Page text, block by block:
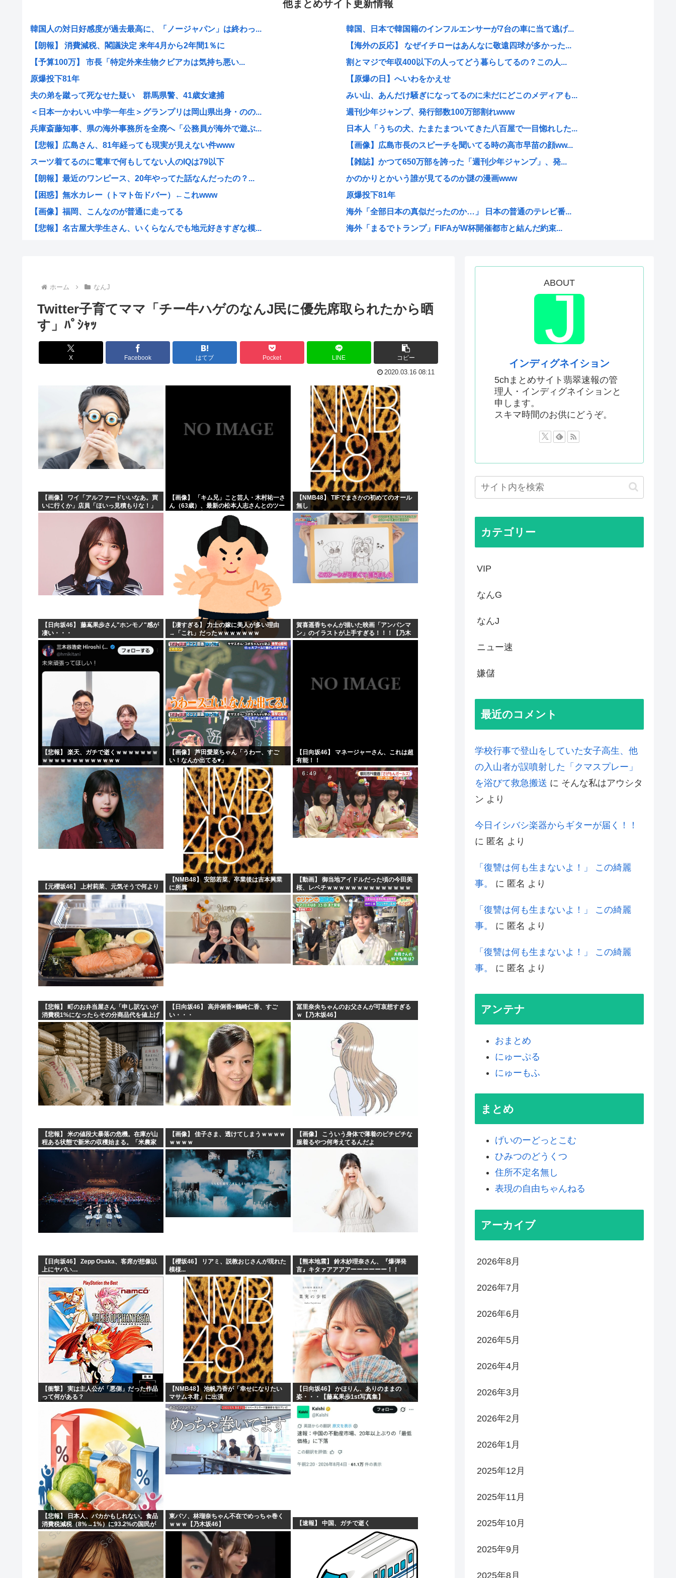
他まとめサイト更新情報
韓国人の対日好感度が過去最高に、「ノージャパン」は終わっ...
【朗報】 消費減税、閣議決定 来年4月から2年間1％に
【予算100万】 市長「特定外来生物クビアカは気持ち悪い...
原爆投下81年
夫の弟を蹴って死なせた疑い 群馬県警、41歳女逮捕
＜日本一かわいい中学一年生＞グランプリは岡山県出身・のの...
兵庫斎藤知事、県の海外事務所を全廃へ「公務員が海外で遊ぶ...
【悲報】広島さん、81年経っても現実が見えない件www
スーツ着てるのに電車で何もしてない人のIQは79以下
【朗報】最近のワンピース、20年やってた話なんだったの？...
【困惑】無水カレー（トマト缶ドバー）←これwww
【画像】福岡、こんなのが普通に走ってる
【悲報】名古屋大学生さん、いくらなんでも地元好きすぎな模...
熱帯魚欲しいから近所の川にとりにきた（※画像あり）
中国「大洪水！」中国ダム「決壊」地元民「公式発表より死者...
【悲報】風俗嬢やってる女の末路www
日本版「絶対に立ち入ってはいけない場所」がヤバすぎた…
イオンモール熊本の爆発､ガス管に残っていたLPガスが漏れ...
女さん ｢アイドルが19歳にもなってスク水を着させられて...
【速報】ワイの近所の川、死体が上がる → >>...
【悲報】NHK職員さん、番組出演者から性被害に遭う・・・...
【朗報】米、10kg5,000円
【画像】風俗に行くとこういう恵体メロン乳(35)を指名し...
【わかる】女とかいう1回でもセックスしたらちょろい生物w...
韓国、日本で韓国籍のインフルエンサーが7台の車に当て逃げ...
【海外の反応】 なぜイチローはあんなに敬遠四球が多かった...
割とマジで年収400以下の人ってどう暮らしてるの？この人...
【原爆の日】へいわをかえせ
みい山、あんだけ騒ぎになってるのに未だにどこのメディアも...
週刊少年ジャンプ、発行部数100万部割れwww
日本人「うちの犬、たまたまついてきた八百屋で一目惚れした...
【画像】広島市長のスピーチを聞いてる時の高市早苗の顔ww...
【雑誌】かつて650万部を誇った「週刊少年ジャンプ」、発...
かのかりとかいう誰が見てるのか謎の漫画www
原爆投下81年
海外「全部日本の真似だったのか…」 日本の普通のテレビ番...
海外「まるでトランプ」FIFAがW杯開催都市と結んだ約束...
海外「その通り！」日本人ならどこでも発展させると語る世界...
【1966年】 母の日に9歳の息子が帰らなかった——容疑...
日本人「うちの犬、たまたまついてきた八百屋で一目惚れした...
海外「まるでトランプ」FIFAがW杯開催都市と結んだ約束...
海外「全部日本の真似だったのか…」 日本の普通のテレビ番...
お絵描きリレーってなんぞや
【海外の反応】 なぜイチローはあんなに敬遠四球が多かった...
平野綾とかいう女声優についてお前らが知ってることwww
みいちゃんと山田さんの漫画の作者なんでこんなに嫌われてる...
高市早苗「日銀に国債買わせて財源確保よ」
声優の長谷川育美さんと結婚したいんやが?
韓国人「イジョンフ本日の全米が呆れる守備エラーを見てくだ...
高市早苗さん、熊本避難所までいって謎の顔面ライトアップシ...
海外「日本のアニメがここまで泣けるなんて…！」海外のアニ...
下手うまな絵師の顔の描き方大体これ
ホーム なんJ
Twitter子育てママ「チー牛ハゲのなんJ民に優先席取られたから晒
す」ﾊﾟｼｬｯ
X Facebook はてブ Pocket LINE コピー
2020.03.16 08:11
【画像】 ワイ「アルファードいいなあ。買
いに行くか」店員「ほいっ見積もりな！」
ワイ「金額おかしくね？」←お前らもそう
思うよな？？？？？
【画像】 「キム兄」こと芸人・木村祐一さ
ん（63歳）、最新の松本人志さんとのツー
ショットが完全に別人だとネット騒然！
「マジで誰かわからん」...
【NMB48】 TIFでまさかの初めてのオール
無し
【日向坂46】 藤嶌果歩さん"ホンモノ"感が
凄い・・・
【凄すぎる】 力士の嫁に美人が多い理由
→「これ」だったｗｗｗｗｗｗｗ
賀喜遥香ちゃんが描いた映画「アンパンマ
ン」のイラストが上手すぎる！！！【乃木
坂46】
【悲報】 楽天、ガチで逝くｗｗｗｗｗｗｗ
ｗｗｗｗｗｗｗｗｗｗｗｗｗ
【画像】 芦田愛菜ちゃん「うわー、すご
い！なんか出てる♥」
【日向坂46】 マネージャーさん、これは超
有能！！
【元櫻坂46】 上村莉菜、元気そうで何より
【NMB48】 安部若菜、卒業後は吉本興業
に所属
【動画】 御当地アイドルだった頃の今田美
桜、レベチｗｗｗｗｗｗｗｗｗｗｗｗｗｗ
ｗｗｗｗ
【悲報】 町のお弁当屋さん「申し訳ないが
消費税1%になったらその分商品代を値上げ
するわ」
【日向坂46】 高井俐香×鶴崎仁香、すご
い・・・
冨里奈央ちゃんのお父さんが可哀想すぎる
ｗ【乃木坂46】
【悲報】 米の値段大暴落の危機。在庫が山
程ある状態で新米の収穫始まる。「米農家
が生活できない」
【画像】 佳子さま、透けてしまうｗｗｗｗ
ｗｗｗｗ
【画像】 こういう身体で薄着のピチピチな
服着るやつ何考えてるんだよ
【日向坂46】 Zepp Osaka、客席が想像以
上にヤバい…
【櫻坂46】 リアミ、説教おじさんが現れた
模様...
【熊本地震】 鈴木紗理奈さん、『爆弾発
言』キタァアアアアーーーーーー！！
【衝撃】 実は主人公が「悪側」だった作品
って何がある？
【NMB48】 池帆乃香が「幸せになりたい
マサムネ君」に出演
【日向坂46】 かほりん、ありのままの
姿・・・【藤嶌果歩1st写真集】
【悲報】 日本人、バカかもしれない。食品
消費税減税（8%→1%）に93.2%の国民が
賛成してしまう
東パソ、林瑠奈ちゃん不在でめっちゃ巻く
ｗｗｗ【乃木坂46】
【速報】 中国、ガチで逝く
ABOUT
インディグネイション
5chまとめサイト翡翠速報の管
理人・インディグネイションと
申します。
スキマ時間のお供にどうぞ。
カテゴリー
VIP
なんG
なんJ
ニュー速
嫌儲
最近のコメント
学校行事で登山をしていた女子高生、他
の入山者が誤噴射した「クマスプレー」
を浴びて救急搬送 に そんな私はアウシタ
ン より
今日イシバシ楽器からギターが届く！！
に 匿名 より
「復讐は何も生まないよ！」 この綺麗
事。
に 匿名 より
「復讐は何も生まないよ！」 この綺麗
事。
に 匿名 より
「復讐は何も生まないよ！」 この綺麗
事。
に 匿名 より
アンテナ
おまとめ
にゅーぷる
にゅーもふ
まとめ
げいのーどっとこむ
ひみつのどうくつ
住所不定名無し
表現の自由ちゃんねる
アーカイブ
2026年8月
2026年7月
2026年6月
2026年5月
2026年4月
2026年3月
2026年2月
2026年1月
2025年12月
2025年11月
2025年10月
2025年9月
2025年8月